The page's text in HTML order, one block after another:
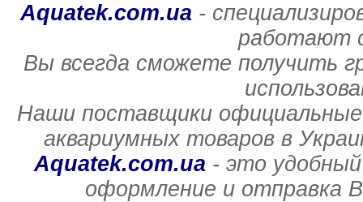
Aquatek.com.ua-
работают
Вы всегда сможете получить
Наши поставщики
аквариумных товаров в
Aquatek.com.ua- это удобный
оформление и отправка